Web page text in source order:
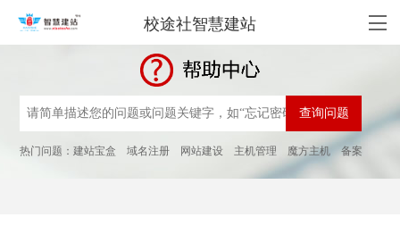
校途社智慧建站
热门问题：建站宝盒 域名注册 网站建设 主机管理 魔方主机 备案